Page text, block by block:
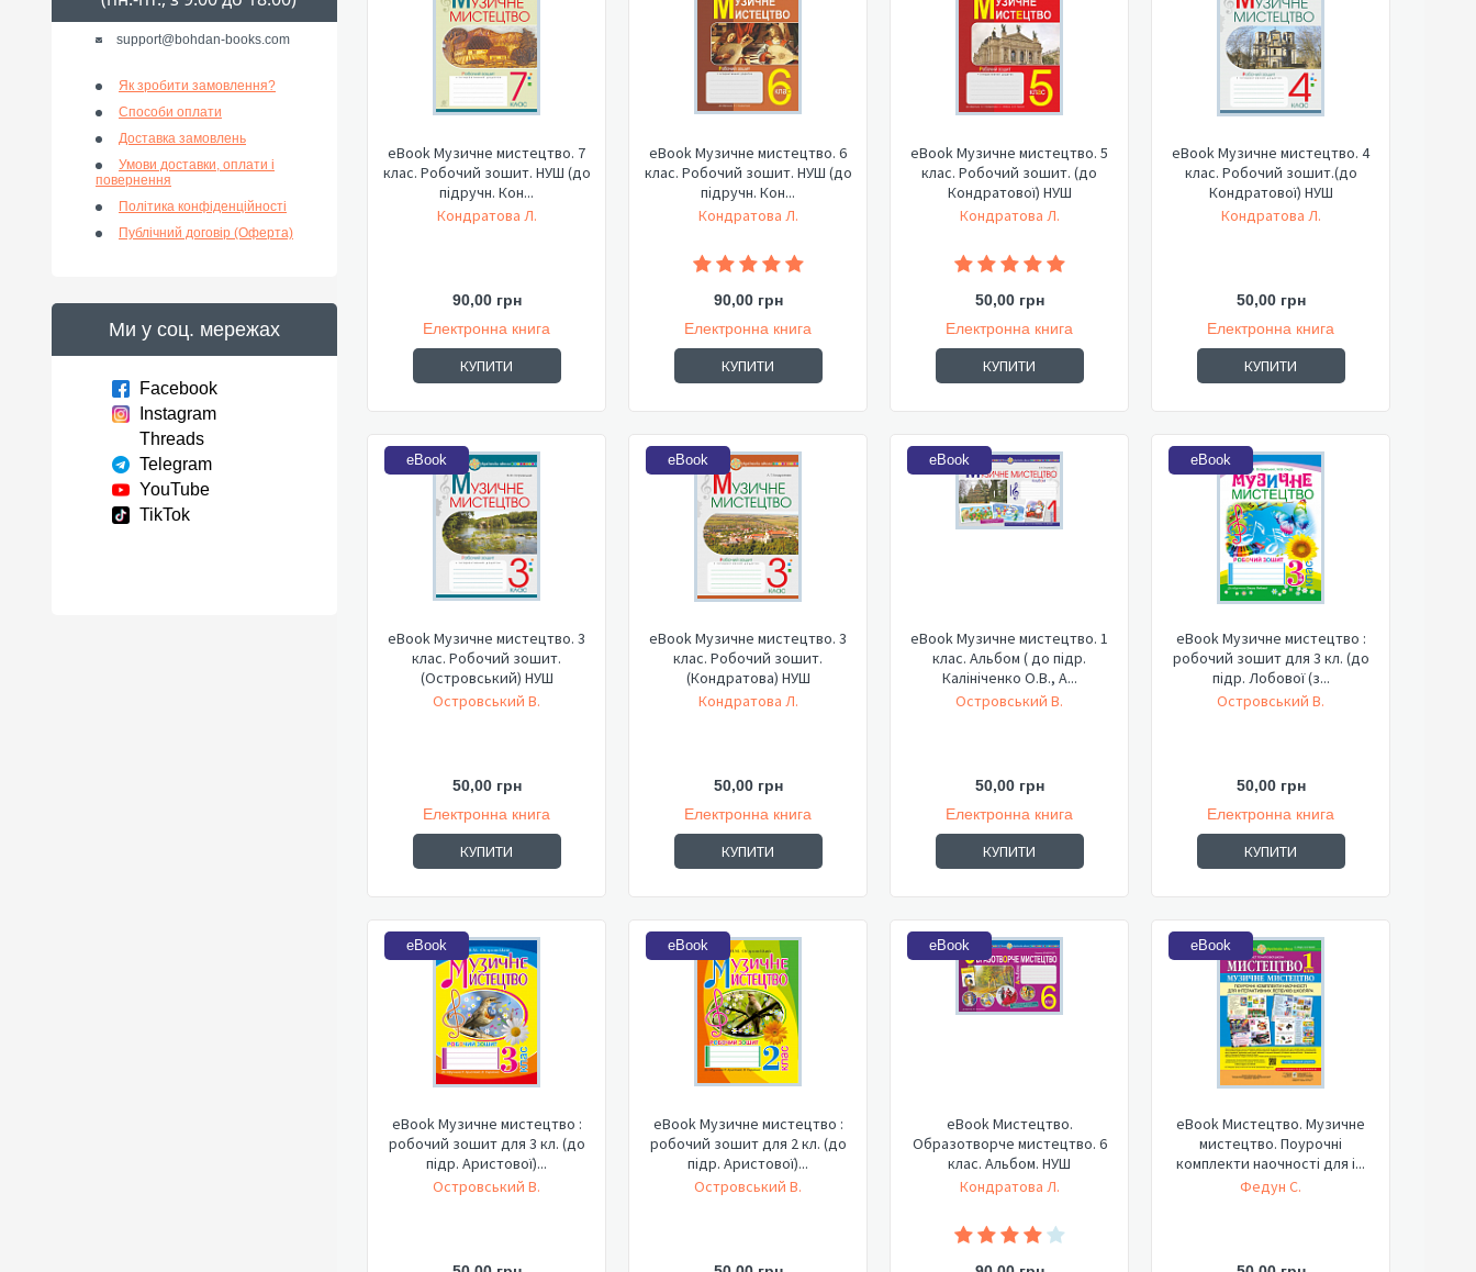
support@bohdan-books.com
Як зробити замовлення?
Способи оплати
Доставка замовлень
Умови доставки, оплати і
повернення
Політика конфіденційності
Публічний договір (Оферта)
Ми у соц. мережах
Facebook
Instagram
Threads
Telegram
YouTube
TikTok
eBook Музичне мистецтво. 7
клас. Робочий зошит. НУШ (до
підручн. Кон...
Кондратова Л.
90,00 грн
Електронна книга
КУПИТИ
eBook Музичне мистецтво. 6
клас. Робочий зошит. НУШ (до
підручн. Кон...
Кондратова Л.
90,00 грн
Електронна книга
КУПИТИ
eBook Музичне мистецтво. 5
клас. Робочий зошит. (до
Кондратової) НУШ
Кондратова Л.
50,00 грн
Електронна книга
КУПИТИ
eBook Музичне мистецтво. 4
клас. Робочий зошит.(до
Кондратової) НУШ
Кондратова Л.
50,00 грн
Електронна книга
КУПИТИ
eBook
eBook Музичне мистецтво. 3
клас. Робочий зошит.
(Островський) НУШ
Островський В.
50,00 грн
Електронна книга
КУПИТИ
eBook
eBook Музичне мистецтво. 3
клас. Робочий зошит.
(Кондратова) НУШ
Кондратова Л.
50,00 грн
Електронна книга
КУПИТИ
eBook
eBook Музичне мистецтво. 1
клас. Альбом ( до підр.
Калініченко О.В., А...
Островський В.
50,00 грн
Електронна книга
КУПИТИ
eBook
eBook Музичне мистецтво :
робочий зошит для 3 кл. (до
підр. Лобової (з...
Островський В.
50,00 грн
Електронна книга
КУПИТИ
eBook
eBook Музичне мистецтво :
робочий зошит для 3 кл. (до
підр. Аристової)...
Островський В.
eBook
eBook Музичне мистецтво :
робочий зошит для 2 кл. (до
підр. Аристової)...
Островський В.
eBook
eBook Мистецтво.
Образотворче мистецтво. 6
клас. Альбом. НУШ
Кондратова Л.
eBook
eBook Мистецтво. Музичне
мистецтво. Поурочні
комплекти наочності для і...
Федун С.